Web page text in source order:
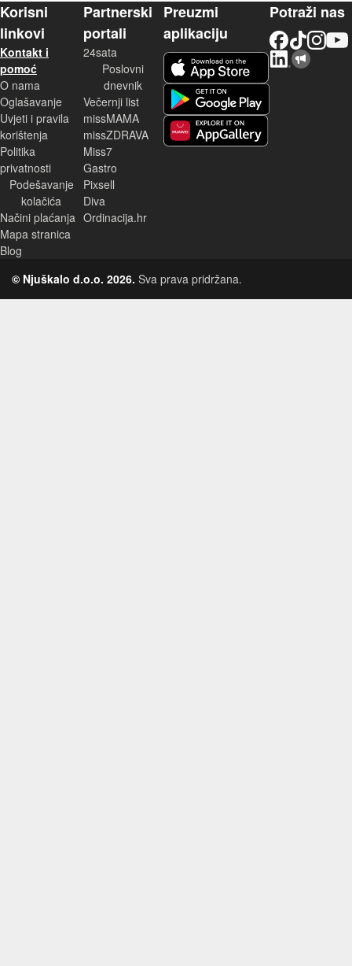
Korisni
linkovi
Kontakt i
pomoć
O nama
Oglašavanje
Uvjeti i pravila
korištenja
Politika
privatnosti
Podešavanje
kolačića
Načini plaćanja
Mapa stranica
Blog
Partnerski
portali
24sata
Poslovni
dnevnik
Večernji list
missMAMA
missZDRAVA
Miss7
Gastro
Pixsell
Diva
Ordinacija.hr
Preuzmi
aplikaciju
Potraži nas
© Njuškalo d.o.o. 2026. Sva prava pridržana.